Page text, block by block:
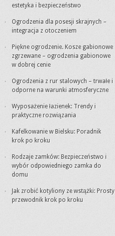
estetyka i bezpieczeństwo
Ogrodzenia dla posesji skrajnych –
integracja z otoczeniem
Piękne ogrodzenie. Kosze gabionowe
zgrzewane – ogrodzenia gabionowe
w dobrej cenie
Ogrodzenia z rur stalowych – trwałe i
odporne na warunki atmosferyczne
Wyposażenie łazienek: Trendy i
praktyczne rozwiązania
Kafelkowanie w Bielsku: Poradnik
krok po kroku
Rodzaje zamków: Bezpieczeństwo i
wybór odpowiedniego zamka do
domu
Jak zrobić kotyliony ze wstążki: Prosty
przewodnik krok po kroku